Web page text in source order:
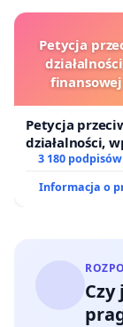
Petycja
Petycja
działalności,
finansowej
3 180 podpisów
Informacja o